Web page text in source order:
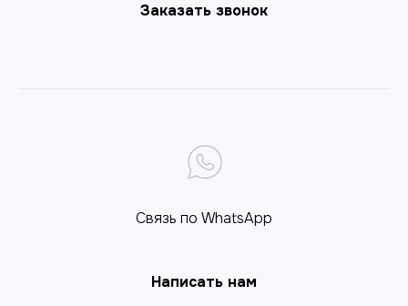
Заказать звонок
Связь по WhatsApp
Написать нам